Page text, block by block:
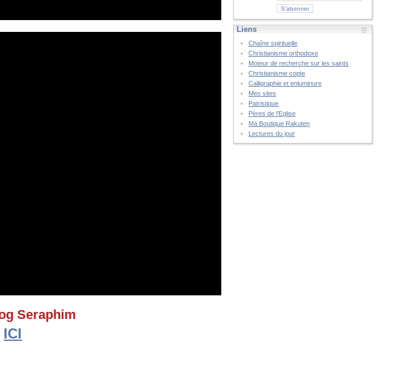
Seraphim
ICI
Liens
Chaîne spirituelle
Christianisme orthodoxe
Moteur de recherche sur les saints
Christianisme copte
Calligraphie et enluminure
Mes sites
Patristique
Pères de l'Eglise
Ma Boutique Rakuten
Lectures du jour